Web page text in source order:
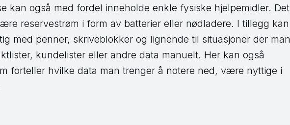
kan også med fordel inneholde enkle fysiske hjelpemidler. Det
reservestrøm i form av batterier eller nødladere. I tillegg kan
med penner, skriveblokker og lignende til situasjoner der man
kundelister eller andre data manuelt. Her kan også
forteller hvilke data man trenger å notere ned, være nyttige i